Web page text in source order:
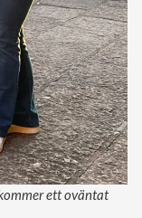
ett oväntat